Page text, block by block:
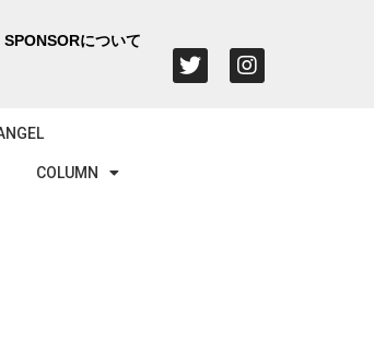
SPONSORについて
COLUMN